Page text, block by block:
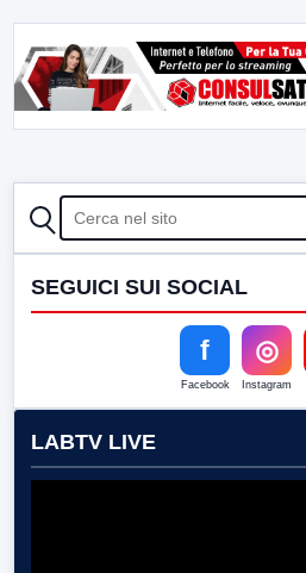
CERCA
SEGUICI SUI SOCIAL
f
Facebook
◎
Instagram
LABTV LIVE